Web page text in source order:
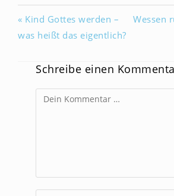
« Kind Gottes werden –
was heißt das eigentlich?
Wessen
Schreibe einen
Kommentar